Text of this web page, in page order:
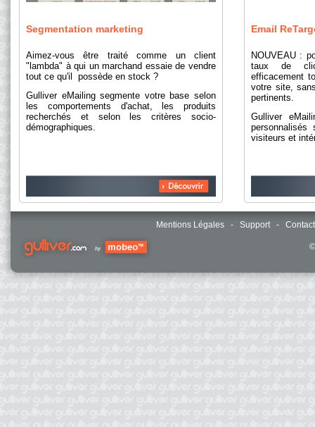
Segmentation marketing
Aimez-vous être traité comme un client
"lambda" à qui un marchand essaie de vendre
tout ce qu'il possède en stock ?
Gulliver eMailing segmente votre base selon
les comportements d'achat, les produits
recherchés et selon les critères socio-
démographiques.
Email
NOUVEAU :
taux de
efficacement
votre site,
pertinents.
Gulliver
personnalisés
visiteurs et
Mentions Légales - Support -